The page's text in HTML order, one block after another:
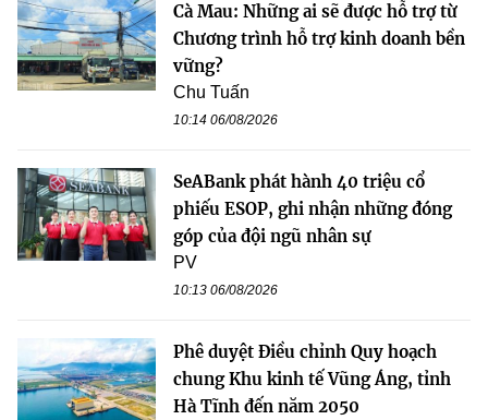
Cà Mau: Những ai sẽ được hỗ trợ từ
Chương trình hỗ trợ kinh doanh bền
vững?
Chu Tuấn
10:14 06/08/2026
SeABank phát hành 40 triệu cổ
phiếu ESOP, ghi nhận những đóng
góp của đội ngũ nhân sự
PV
10:13 06/08/2026
Phê duyệt Điều chỉnh Quy hoạch
chung Khu kinh tế Vũng Áng, tỉnh
Hà Tĩnh đến năm 2050